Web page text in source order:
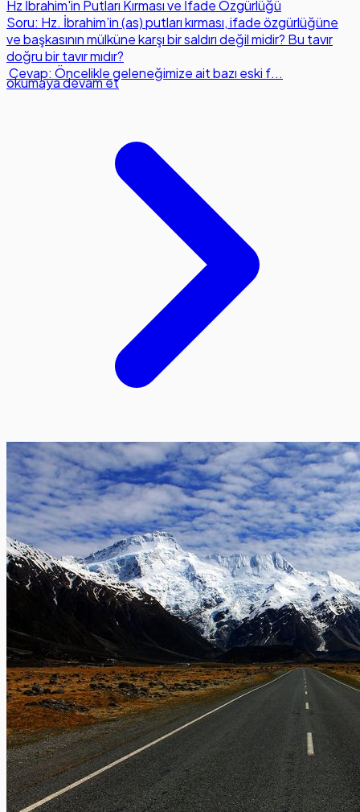
Hz İbrahim'in Putları Kırması ve İfade Özgürlüğü
Soru: Hz. İbrahim’in (as) putları kırması, ifade özgürlüğüne
ve başkasının mülküne karşı bir saldırı değil midir? Bu tavır
doğru bir tavır mıdır?
Cevap: Öncelikle geleneğimize ait bazı eski f...
okumaya devam et